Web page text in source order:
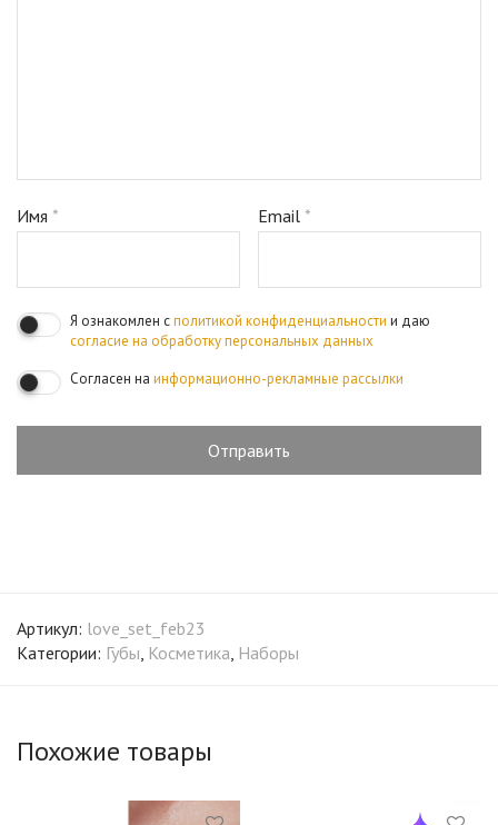
Имя * Email*
Я ознакомлен сполитикой конфиденциальности и даю
согласие на обработку персональных данных
Согласен на информационно-рекламные рассылки
Артикул: love_set_feb23
Категории: Губы, Косметика, Наборы
Похожие товары